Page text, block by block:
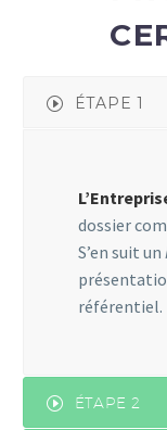
ÉTAPE 1
dossier
S’en suit un
référentiel.
ÉTAPE 2